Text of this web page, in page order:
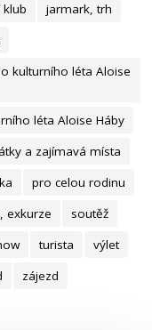
jarmark, trh
kulturního léta Aloise
léta Aloise Háby
a zajímavá místa
pro celou rodinu
exkurze
soutěž
turista
výlet
zájezd